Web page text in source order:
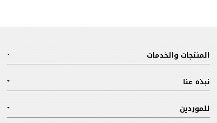
المنتجات والخدمات
نبذه عنا
للموردين